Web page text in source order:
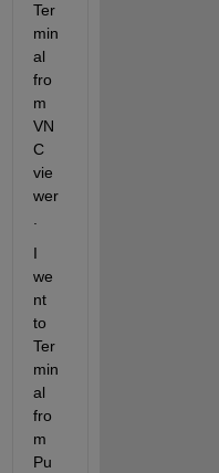
Ter
min
al
fro
m
VN
C
vie
wer
I
we
nt
to
Ter
min
al
fro
m
Pu